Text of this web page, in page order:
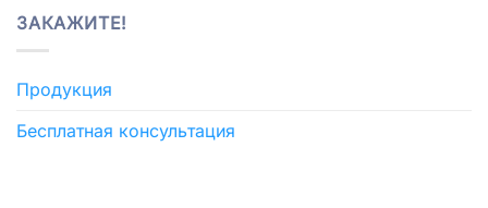
ЗАКАЖИТЕ!
Продукция
Бесплатная консультация